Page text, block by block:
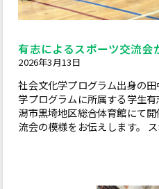
有志によるスポーツ交流会
2026年3月13日
社会文化学プログラム出身の
学プログラムに所属する学生
潟市黒埼地区総合体育館にて
流会の模様をお伝えします。